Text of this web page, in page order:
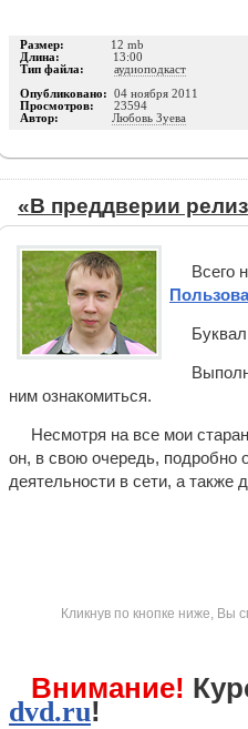
Размер: 12 mb
Длина: 13:00
Тип файла: аудиоподкаст
Опубликовано: 04 ноября 2011
Просмотров: 23594
Автор: Любовь Зуева
«В преддверии
Всего
ним ознакомиться.
Несмотря на все мои
он, в свою очередь, подробно
деятельности в сети, а
Кликнув по кнопке ниже, Вы
Внимание!
dvd.ru!